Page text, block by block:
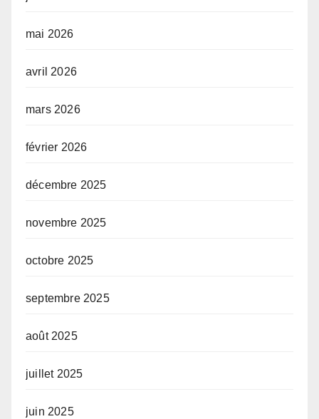
mai 2026
avril 2026
mars 2026
février 2026
décembre 2025
novembre 2025
octobre 2025
septembre 2025
août 2025
juillet 2025
juin 2025